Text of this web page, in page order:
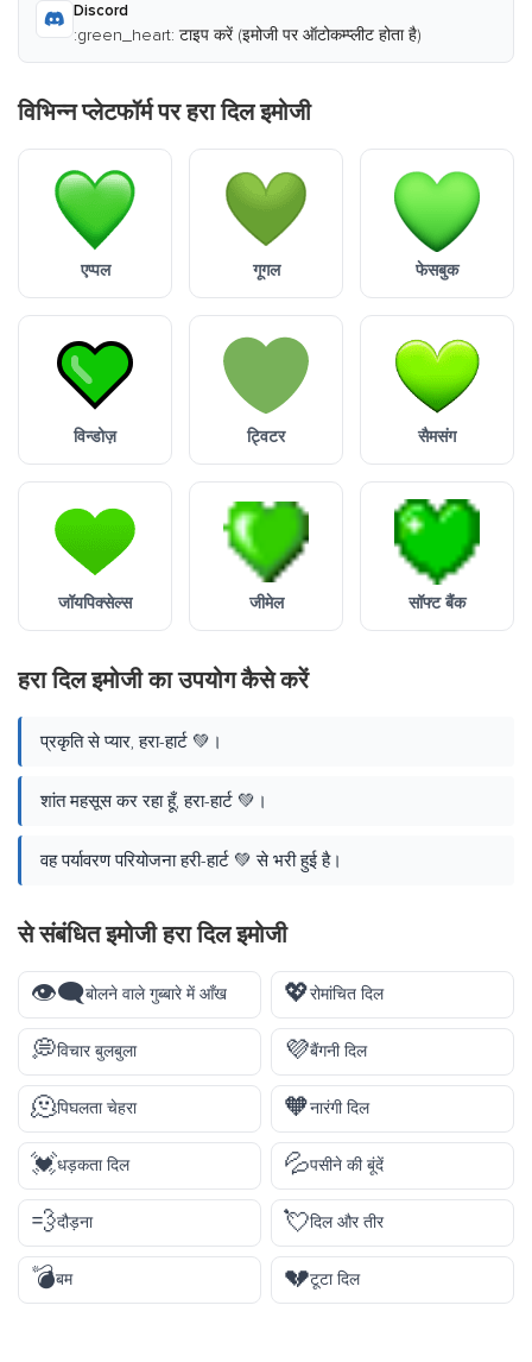
Discord
:green_heart: टाइप करें (इमोजी पर ऑटोकम्प्लीट होता है)
विभिन्न प्लेटफॉर्म पर हरा दिल इमोजी
एप्पल गूगल फेसबुक
विन्डोज़ ट्विटर सैमसंग
जॉयपिक्सेल्स जीमेल सॉफ्ट बैंक
हरा दिल इमोजी का उपयोग कैसे करें
प्रकृति से प्यार, हरा-हार्ट 💚।
शांत महसूस कर रहा हूँ, हरा-हार्ट 💚।
वह पर्यावरण परियोजना हरी-हार्ट 💚 से भरी हुई है।
से संबंधित इमोजी हरा दिल इमोजी
👁️‍🗨️बोलने वाले गुब्बारे में आँख 💖रोमांचित दिल
💭विचार बुलबुला 💜बैंगनी दिल
🫠पिघलता चेहरा 🧡नारंगी दिल
💓धड़कता दिल 💦पसीने की बूंदें
💨दौड़ना 💘दिल और तीर
💣बम 💔टूटा दिल